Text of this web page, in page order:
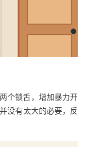
个锁舌，增加暴力开
没有太大的必要，反